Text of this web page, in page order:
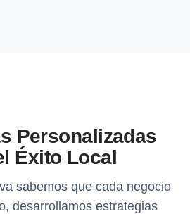
Personalizadas
Éxito Local
sabemos que cada negocio
desarrollamos estrategias